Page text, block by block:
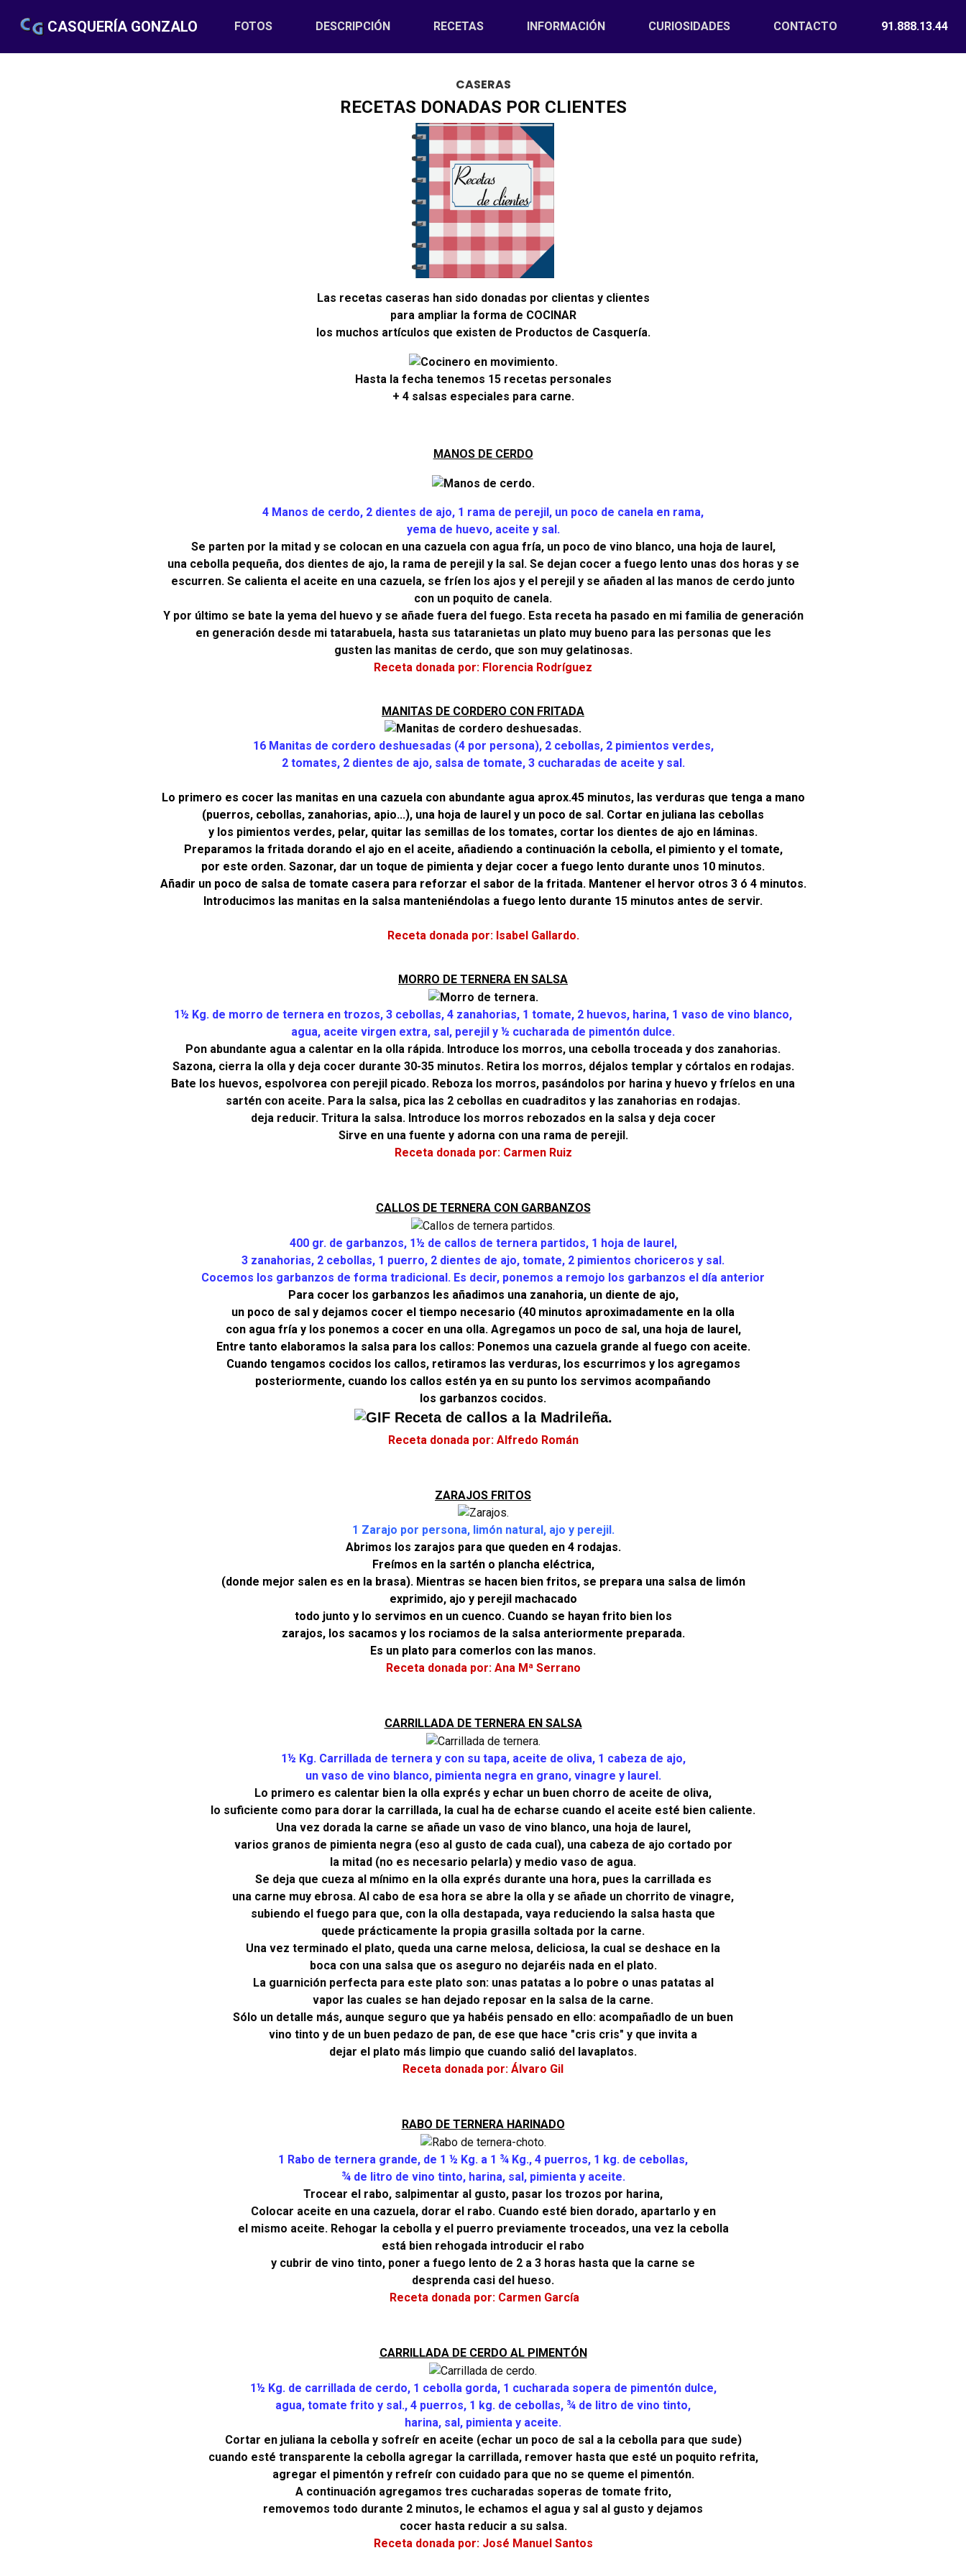
CASQUERÍA GONZALO FOTOS (CURRENT)DESCRIPCIÓN RECETAS INFORMACIÓN CURIOSIDADES CONTACTO 91.888.13.44
CASERAS
RECETAS DONADAS POR CLIENTES
Las recetas caseras han sido donadas por clientas y clientes
para ampliar la forma de COCINAR
los muchos artículos que existen de Productos de Casquería.
Hasta la fecha tenemos 15 recetas personales
+ 4 salsas especiales para carne.
MANOS DE CERDO
4 Manos de cerdo, 2 dientes de ajo, 1 rama de perejil, un poco de canela en rama,
yema de huevo, aceite y sal.
Se parten por la mitad y se colocan en una cazuela con agua fría, un poco de vino blanco, una hoja de laurel,
una cebolla pequeña, dos dientes de ajo, la rama de perejil y la sal. Se dejan cocer a fuego lento unas dos horas y se
escurren. Se calienta el aceite en una cazuela, se fríen los ajos y el perejil y se añaden al las manos de cerdo junto
con un poquito de canela.
Y por último se bate la yema del huevo y se añade fuera del fuego. Esta receta ha pasado en mi familia de generación
en generación desde mi tatarabuela, hasta sus tataranietas un plato muy bueno para las personas que les
gusten las manitas de cerdo, que son muy gelatinosas.
Receta donada por: Florencia Rodríguez
MANITAS DE CORDERO CON FRITADA
16 Manitas de cordero deshuesadas (4 por persona), 2 cebollas, 2 pimientos verdes,
2 tomates, 2 dientes de ajo, salsa de tomate, 3 cucharadas de aceite y sal.
Lo primero es cocer las manitas en una cazuela con abundante agua aprox.45 minutos, las verduras que tenga a mano
(puerros, cebollas, zanahorias, apio...), una hoja de laurel y un poco de sal. Cortar en juliana las cebollas
y los pimientos verdes, pelar, quitar las semillas de los tomates, cortar los dientes de ajo en láminas.
Preparamos la fritada dorando el ajo en el aceite, añadiendo a continuación la cebolla, el pimiento y el tomate,
por este orden. Sazonar, dar un toque de pimienta y dejar cocer a fuego lento durante unos 10 minutos.
Añadir un poco de salsa de tomate casera para reforzar el sabor de la fritada. Mantener el hervor otros 3 ó 4 minutos.
Introducimos las manitas en la salsa manteniéndolas a fuego lento durante 15 minutos antes de servir.
Receta donada por: Isabel Gallardo.
MORRO DE TERNERA EN SALSA
1½ Kg. de morro de ternera en trozos, 3 cebollas, 4 zanahorias, 1 tomate, 2 huevos, harina, 1 vaso de vino blanco,
agua, aceite virgen extra, sal, perejil y ½ cucharada de pimentón dulce.
Pon abundante agua a calentar en la olla rápida. Introduce los morros, una cebolla troceada y dos zanahorias.
Sazona, cierra la olla y deja cocer durante 30-35 minutos. Retira los morros, déjalos templar y córtalos en rodajas.
Bate los huevos, espolvorea con perejil picado. Reboza los morros, pasándolos por harina y huevo y fríelos en una
sartén con aceite. Para la salsa, pica las 2 cebollas en cuadraditos y las zanahorias en rodajas.
deja reducir. Tritura la salsa. Introduce los morros rebozados en la salsa y deja cocer
Sirve en una fuente y adorna con una rama de perejil.
Receta donada por: Carmen Ruiz
CALLOS DE TERNERA CON GARBANZOS
400 gr. de garbanzos, 1½ de callos de ternera partidos, 1 hoja de laurel,
3 zanahorias, 2 cebollas, 1 puerro, 2 dientes de ajo, tomate, 2 pimientos choriceros y sal.
Cocemos los garbanzos de forma tradicional. Es decir, ponemos a remojo los garbanzos el día anterior
Para cocer los garbanzos les añadimos una zanahoria, un diente de ajo,
un poco de sal y dejamos cocer el tiempo necesario (40 minutos aproximadamente en la olla
con agua fría y los ponemos a cocer en una olla. Agregamos un poco de sal, una hoja de laurel,
Entre tanto elaboramos la salsa para los callos: Ponemos una cazuela grande al fuego con aceite.
Cuando tengamos cocidos los callos, retiramos las verduras, los escurrimos y los agregamos
posteriormente, cuando los callos estén ya en su punto los servimos acompañando
los garbanzos cocidos.
Receta donada por: Alfredo Román
ZARAJOS FRITOS
1 Zarajo por persona, limón natural, ajo y perejil.
Abrimos los zarajos para que queden en 4 rodajas.
Freímos en la sartén o plancha eléctrica,
(donde mejor salen es en la brasa). Mientras se hacen bien fritos, se prepara una salsa de limón
exprimido, ajo y perejil machacado
todo junto y lo servimos en un cuenco. Cuando se hayan frito bien los
zarajos, los sacamos y los rociamos de la salsa anteriormente preparada.
Es un plato para comerlos con las manos.
Receta donada por: Ana Mª Serrano
CARRILLADA DE TERNERA EN SALSA
1½ Kg. Carrillada de ternera y con su tapa, aceite de oliva, 1 cabeza de ajo,
un vaso de vino blanco, pimienta negra en grano, vinagre y laurel.
Lo primero es calentar bien la olla exprés y echar un buen chorro de aceite de oliva,
lo suficiente como para dorar la carrillada, la cual ha de echarse cuando el aceite esté bien caliente.
Una vez dorada la carne se añade un vaso de vino blanco, una hoja de laurel,
varios granos de pimienta negra (eso al gusto de cada cual), una cabeza de ajo cortado por
la mitad (no es necesario pelarla) y medio vaso de agua.
Se deja que cueza al mínimo en la olla exprés durante una hora, pues la carrillada es
una carne muy ebrosa. Al cabo de esa hora se abre la olla y se añade un chorrito de vinagre,
subiendo el fuego para que, con la olla destapada, vaya reduciendo la salsa hasta que
quede prácticamente la propia grasilla soltada por la carne.
Una vez terminado el plato, queda una carne melosa, deliciosa, la cual se deshace en la
boca con una salsa que os aseguro no dejaréis nada en el plato.
La guarnición perfecta para este plato son: unas patatas a lo pobre o unas patatas al
vapor las cuales se han dejado reposar en la salsa de la carne.
Sólo un detalle más, aunque seguro que ya habéis pensado en ello: acompañadlo de un buen
vino tinto y de un buen pedazo de pan, de ese que hace "cris cris" y que invita a
dejar el plato más limpio que cuando salió del lavaplatos.
Receta donada por: Álvaro Gil
RABO DE TERNERA HARINADO
1 Rabo de ternera grande, de 1 ½ Kg. a 1 ¾ Kg., 4 puerros, 1 kg. de cebollas,
¾ de litro de vino tinto,harina, sal, pimienta y aceite.
Trocear el rabo, salpimentar al gusto, pasar los trozos por harina,
Colocar aceite en una cazuela, dorar el rabo. Cuando esté bien dorado, apartarlo y en
el mismo aceite. Rehogar la cebolla y el puerro previamente troceados, una vez la cebolla
está bien rehogada introducir el rabo
y cubrir de vino tinto, poner a fuego lento de 2 a 3 horas hasta que la carne se
desprenda casi del hueso.
Receta donada por: Carmen García
CARRILLADA DE CERDO AL PIMENTÓN
1½ Kg. de carrillada de cerdo, 1 cebolla gorda, 1 cucharada sopera de pimentón dulce,
agua, tomate frito y sal., 4 puerros, 1 kg. de cebollas, ¾ de litro de vino tinto,
harina, sal, pimienta y aceite.
Cortar en juliana la cebolla y sofreír en aceite (echar un poco de sal a la cebolla para que sude)
cuando esté transparente la cebolla agregar la carrillada, remover hasta que esté un poquito refrita,
agregar el pimentón y refreír con cuidado para que no se queme el pimentón.
A continuación agregamos tres cucharadas soperas de tomate frito,
removemos todo durante 2 minutos, le echamos el agua y sal al gusto y dejamos
cocer hasta reducir a su salsa.
Receta donada por: José Manuel Santos